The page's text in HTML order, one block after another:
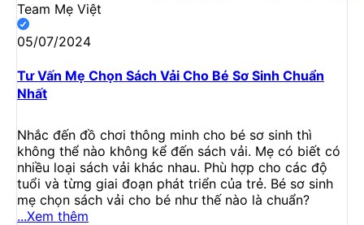
Team Mẹ Việt
05/07/2024
Tư Vấn Mẹ Chọn Sách Vải Cho Bé Sơ Sinh Chuẩn
Nhất
Nhắc đến đồ chơi thông minh cho bé sơ sinh thì
không thể nào không kể đến sách vải. Mẹ có biết có
nhiều loại sách vải khác nhau. Phù hợp cho các độ
tuổi và từng giai đoạn phát triển của trẻ. Bé sơ sinh
mẹ chọn sách vải cho bé như thế nào là chuẩn?
...Xem thêm